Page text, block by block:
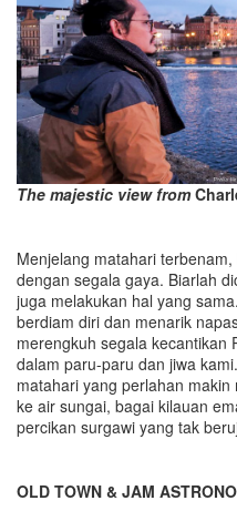
The majestic view from
Menjelang matahari
dengan segala gaya. Biarlah
juga melakukan hal yang
berdiam diri dan menarik
merengkuh segala kecantikan
dalam paru-paru dan jiwa
matahari yang perlahan
ke air sungai, bagai kilauan
percikan surgawi yang tak
OLD TOWN & JAM